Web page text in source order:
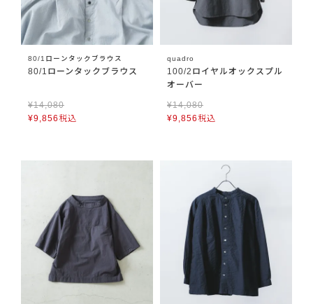
80/1ローンタックブラウス
80/1ローンタックブラウス
¥14,080
¥9,856税込
quadro
100/2ロイヤルオックスプル
オーバー
¥14,080
¥9,856税込